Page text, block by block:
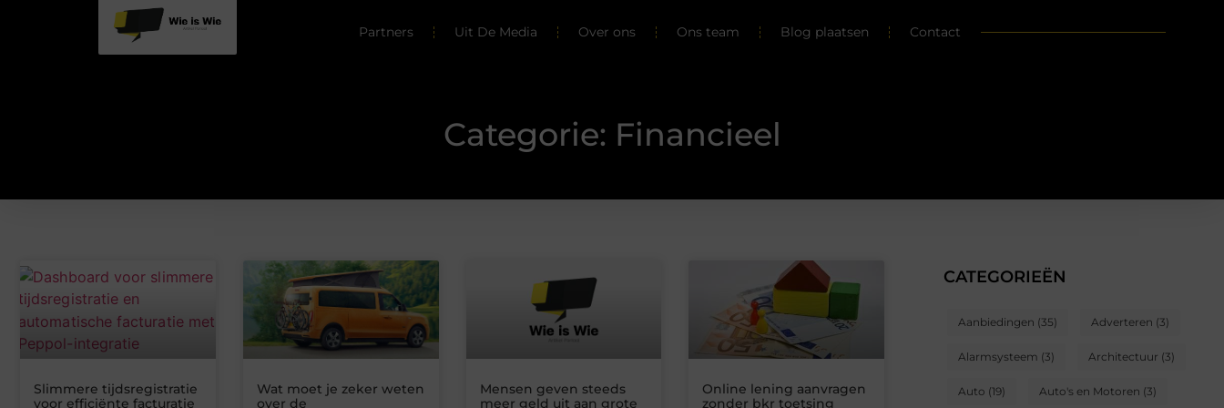
Partners Uit De Media Over ons Ons team Blog plaatsen Contact
Categorie: Financieel
Slimmere tijdsregistratie
voor efficiënte facturatie
Wat moet je zeker weten
over de
Mensen geven steeds
meer geld uit aan grote
Online lening aanvragen
zonder bkr toetsing
CATEGORIEËN
Aanbiedingen (35) Adverteren (3)
Alarmsysteem (3) Architectuur (3)
Auto (19) Auto's en Motoren (3)